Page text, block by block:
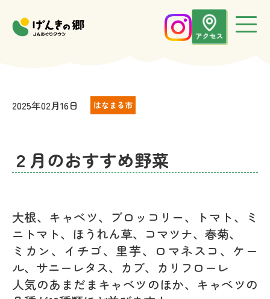
2025年02月16日 はなまる市
２月のおすすめ野菜
大根、キャベツ、ブロッコリー、トマト、ミ
ニトマト、ほうれん草、コマツナ、春菊、
ミカン、イチゴ、里芋、ロマネスコ、ケー
ル、サニーレタス、カブ、カリフローレ
人気のあまだまキャベツのほか、キャベツの